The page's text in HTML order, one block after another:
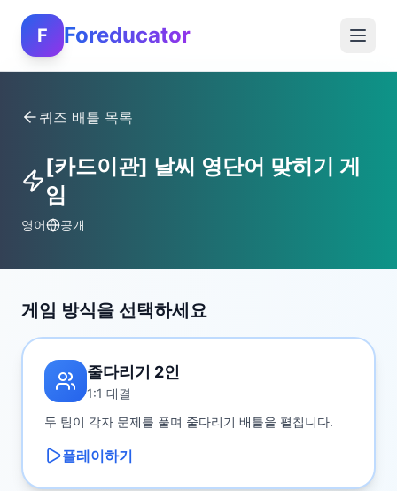
F Foreducator
퀴즈 배틀 목록
[카드이관] 날씨 영단어 맞히기 게
임
영어 공개
게임 방식을 선택하세요
줄다리기 2인
1:1 대결
두 팀이 각자 문제를 풀며 줄다리기 배틀을 펼칩니다.
플레이하기